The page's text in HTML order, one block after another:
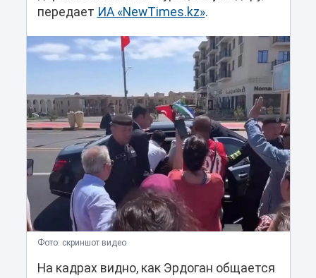
передает ИА «NewTimes.kz».
Фото: скриншот видео
На кадрах видно, как Эрдоган общается